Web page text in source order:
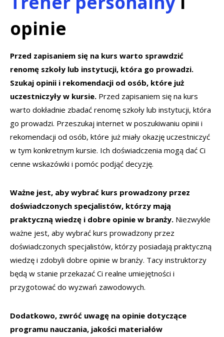
opinie
Przed zapisaniem się na kurs warto sprawdzić
renomę szkoły lub instytucji, która go prowadzi.
Szukaj opinii i rekomendacji od osób, które już
uczestniczyły w kursie. Przed zapisaniem się na kurs
warto dokładnie zbadać renomę szkoły lub instytucji, która
go prowadzi. Przeszukaj internet w poszukiwaniu opinii i
rekomendacji od osób, które już miały okazję uczestniczyć
w tym konkretnym kursie. Ich doświadczenia mogą dać Ci
cenne wskazówki i pomóc podjąć decyzję.
Ważne jest, aby wybrać kurs prowadzony przez
doświadczonych specjalistów, którzy mają
praktyczną wiedzę i dobre opinie w branży. Niezwykle
ważne jest, aby wybrać kurs prowadzony przez
doświadczonych specjalistów, którzy posiadają praktyczną
wiedzę i zdobyli dobre opinie w branży. Tacy instruktorzy
będą w stanie przekazać Ci realne umiejętności i
przygotować do wyzwań zawodowych.
Dodatkowo, zwróć uwagę na opinie dotyczące
programu nauczania, jakości materiałów